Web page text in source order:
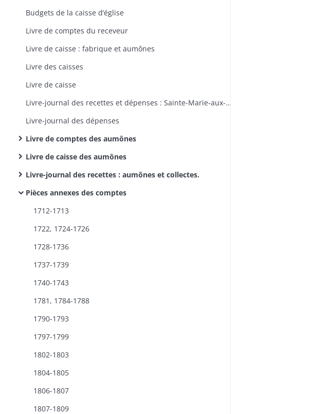
Budgets de la caisse d’église
Livre de comptes du receveur
Livre de caisse : fabrique et aumônes
Livre des caisses
Livre de caisse
Livre-journal des recettes et dépenses : Sainte-Marie-aux-Mines, Echery, Aubure
Livre-journal des dépenses
Livre de comptes des aumônes
Livre de caisse des aumônes
Livre-journal des recettes : aumônes et collectes.
Pièces annexes des comptes
1712-1713
1722, 1724-1726
1728-1736
1737-1739
1740-1743
1781, 1784-1788
1790-1793
1797-1799
1802-1803
1804-1805
1806-1807
1807-1809